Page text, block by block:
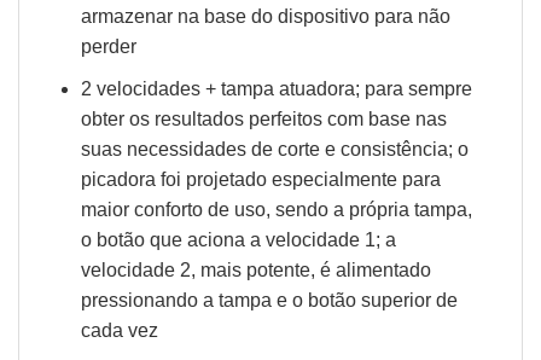
armazenar na base do dispositivo para não
perder
2 velocidades + tampa atuadora; para sempre
obter os resultados perfeitos com base nas
suas necessidades de corte e consistência; o
picadora foi projetado especialmente para
maior conforto de uso, sendo a própria tampa,
o botão que aciona a velocidade 1; a
velocidade 2, mais potente, é alimentado
pressionando a tampa e o botão superior de
cada vez